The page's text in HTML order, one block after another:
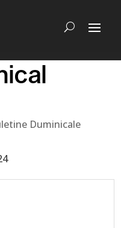
Duminicale